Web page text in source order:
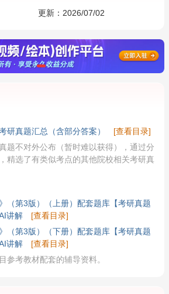
更新：2026/07/02
研真题汇总（含部分答案）
[查看目录]
题不对外公布（暂时难以获得），通过分
精选了有类似考点的其他院校相关考研真
（第3版）（上册）配套题库【考研真题
讲解
[查看目录]
（第3版）（下册）配套题库【考研真题
讲解
[查看目录]
参考教材配套的辅导资料。